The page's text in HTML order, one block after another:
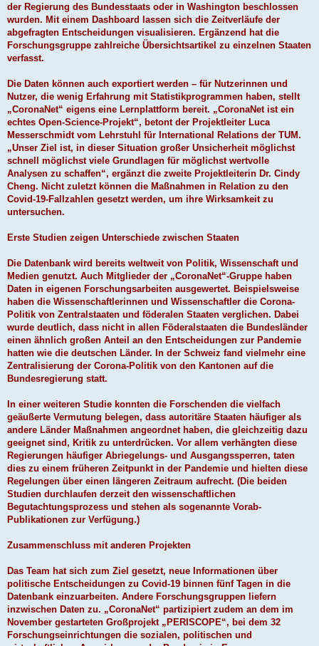
der Regierung des Bundesstaats oder in Washington beschlossen
wurden. Mit einem Dashboard lassen sich die Zeitverläufe der
abgefragten Entscheidungen visualisieren. Ergänzend hat die
Forschungsgruppe zahlreiche Übersichtsartikel zu einzelnen Staaten
verfasst.
Die Daten können auch exportiert werden – für Nutzerinnen und
Nutzer, die wenig Erfahrung mit Statistikprogrammen haben, stellt
„CoronaNet“ eigens eine Lernplattform bereit. „CoronaNet ist ein
echtes Open-Science-Projekt“, betont der Projektleiter Luca
Messerschmidt vom Lehrstuhl für International Relations der TUM.
„Unser Ziel ist, in dieser Situation großer Unsicherheit möglichst
schnell möglichst viele Grundlagen für möglichst wertvolle
Analysen zu schaffen“, ergänzt die zweite Projektleiterin Dr. Cindy
Cheng. Nicht zuletzt können die Maßnahmen in Relation zu den
Covid-19-Fallzahlen gesetzt werden, um ihre Wirksamkeit zu
untersuchen.
Erste Studien zeigen Unterschiede zwischen Staaten
Die Datenbank wird bereits weltweit von Politik, Wissenschaft und
Medien genutzt. Auch Mitglieder der „CoronaNet“-Gruppe haben
Daten in eigenen Forschungsarbeiten ausgewertet. Beispielsweise
haben die Wissenschaftlerinnen und Wissenschaftler die Corona-
Politik von Zentralstaaten und föderalen Staaten verglichen. Dabei
wurde deutlich, dass nicht in allen Föderalstaaten die Bundesländer
einen ähnlich großen Anteil an den Entscheidungen zur Pandemie
hatten wie die deutschen Länder. In der Schweiz fand vielmehr eine
Zentralisierung der Corona-Politik von den Kantonen auf die
Bundesregierung statt.
In einer weiteren Studie konnten die Forschenden die vielfach
geäußerte Vermutung belegen, dass autoritäre Staaten häufiger als
andere Länder Maßnahmen angeordnet haben, die gleichzeitig dazu
geeignet sind, Kritik zu unterdrücken. Vor allem verhängten diese
Regierungen häufiger Abriegelungs- und Ausgangssperren, taten
dies zu einem früheren Zeitpunkt in der Pandemie und hielten diese
Regelungen über einen längeren Zeitraum aufrecht. (Die beiden
Studien durchlaufen derzeit den wissenschaftlichen
Begutachtungsprozess und stehen als sogenannte Vorab-
Publikationen zur Verfügung.)
Zusammenschluss mit anderen Projekten
Das Team hat sich zum Ziel gesetzt, neue Informationen über
politische Entscheidungen zu Covid-19 binnen fünf Tagen in die
Datenbank einzuarbeiten. Andere Forschungsgruppen liefern
inzwischen Daten zu. „CoronaNet“ partizipiert zudem an dem im
November gestarteten Großprojekt „PERISCOPE“, bei dem 32
Forschungseinrichtungen die sozialen, politischen und